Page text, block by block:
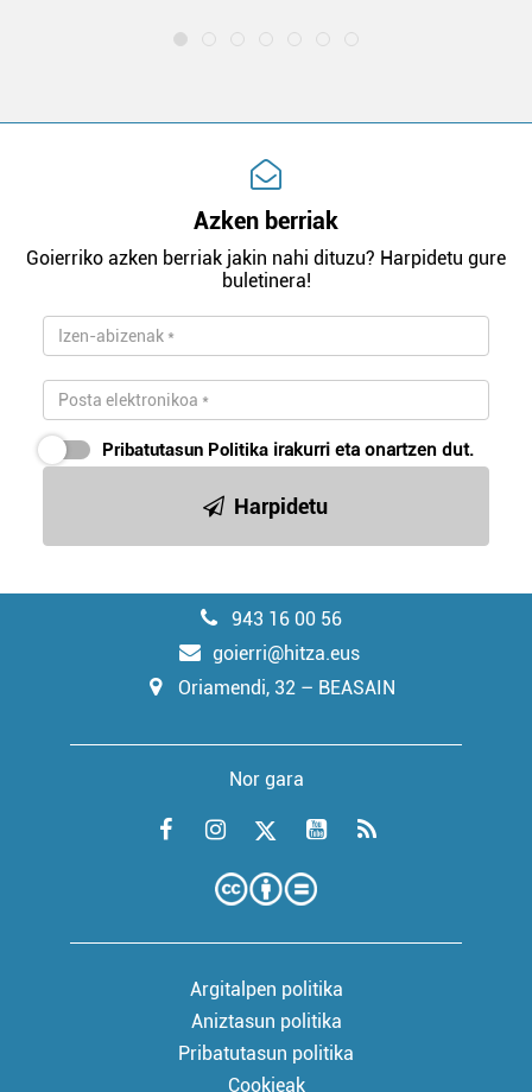
Azken berriak
Goierriko azken berriak jakin nahi dituzu? Harpidetu gure
buletinera!
Pribatutasun Politika irakurri eta onartzen dut.
Harpidetu
943 16 00 56
goierri@hitza.eus
Oriamendi, 32 – BEASAIN
Nor gara
Argitalpen politika
Aniztasun politika
Pribatutasun politika
Cookieak